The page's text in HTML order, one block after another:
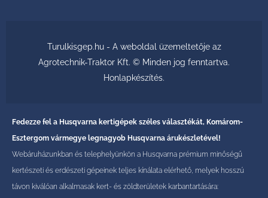
Turulkisgep.hu - A weboldal üzemeltetője az
Agrotechnik-Traktor Kft. © Minden jog fenntartva.
Honlapkészítés.
Fedezze fel a Husqvarna kertigépek széles választékát, Komárom-
Esztergom vármegye legnagyob Husqvarna árukészletével!
Webáruházunkban és telephelyünkön a Husqvarna prémium minőségű
kertészeti és erdészeti gépeinek teljes kínálata elérhető, melyek hosszú
távon kiválóan alkalmasak kert- és zöldterületek karbantartására: